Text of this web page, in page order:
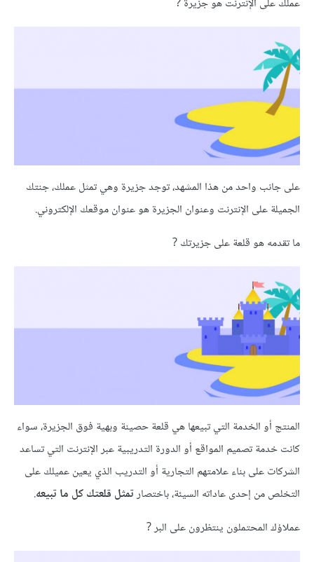
عملك على الإنترنت هو جزيرة ?
على جانب واحد من هذا المشهد، توجد جزيرة وهي تمثل عملك، جنتك
الجميلة على الإنترنت وعنوان الجزيرة هو عنوان موقعك الإلكتروني.
ما تقدمه هو قلعة على جزيرتك ?
المنتج أو الخدمة التي تبيعها هي قلعة حصينة وبهية فوق الجزيرة، سواء
كانت خدمة تصميم المواقع أو الدورة التدريبية عبر الإنترنت التي تساعد
الشركات على بناء علامتهم التجارية أو التدريب الذي يعين عميلك على
التخلص من إحدى عاداته السيئة، باختصارتمثل قلعتك كل ما تبيعه.
عملاؤك المحتملون ينتظرون على البر ?